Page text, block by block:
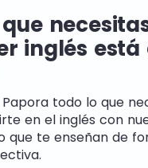
inglés está
todo lo que
en el inglés con
que te enseñan de